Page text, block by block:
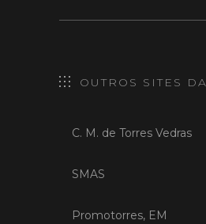
OUTROS SITES
C. M. de Torres Vedras
SMAS
Promotorres, EM